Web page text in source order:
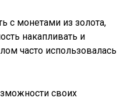
с монетами из золота,
накапливать и
часто использовалась
своих